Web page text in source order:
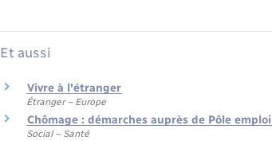
Et aussi
Vivre à l'étranger
Étranger – Europe
Chômage : démarches auprès de Pôle emploi
Social – Santé